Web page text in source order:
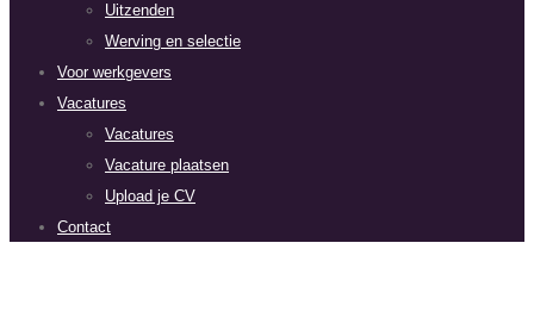
Uitzenden
Werving en selectie
Voor werkgevers
Vacatures
Vacatures
Vacature plaatsen
Upload je CV
Contact